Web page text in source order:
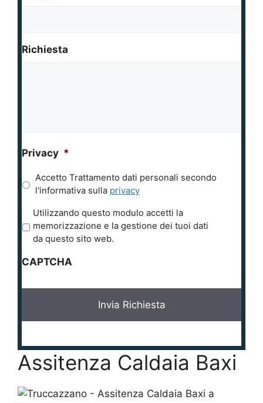
Richiesta
Privacy *
Accetto Trattamento dati personali secondo
l'informativa sulla privacy
r
a
y
Utilizzando questo modulo accetti la
memorizzazione e la gestione dei tuoi dati
da questo sito web.
CAPTCHA
Assitenza Caldaia Baxi